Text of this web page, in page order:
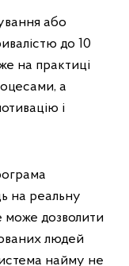
або
до 10
на практиці
а
і
на реальну
може дозволити
людей
найму не